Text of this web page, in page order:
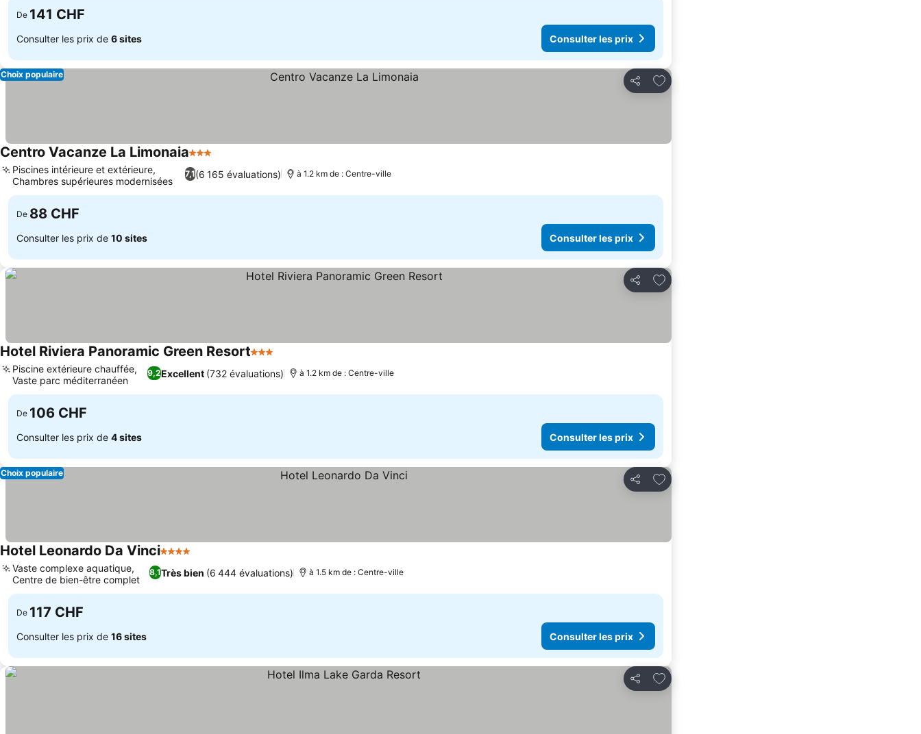
De 141 CHF
Consulter les prix de 6 sites Consulter les prix
Partager
Ajouter à mes favoris
Choix populaire
Centro Vacanze La Limonaia3 Étoiles
7,1(6 165 évaluations)
Piscines intérieure et extérieure,
Chambres supérieures modernisées
à 1.2 km de : Centre-ville
De 88 CHF
Consulter les prix de 10 sites Consulter les prix
Partager
Ajouter à mes favoris
Hotel Riviera Panoramic Green Resort3 Étoiles
9,2Excellent (732 évaluations)
Piscine extérieure chauffée,
Vaste parc méditerranéen
à 1.2 km de : Centre-ville
De 106 CHF
Consulter les prix de 4 sites Consulter les prix
Partager
Ajouter à mes favoris
Choix populaire
Hotel Leonardo Da Vinci4 Étoiles
8,1Très bien (6 444 évaluations)
Vaste complexe aquatique,
Centre de bien-être complet
à 1.5 km de : Centre-ville
De 117 CHF
Consulter les prix de 16 sites Consulter les prix
Partager
Ajouter à mes favoris